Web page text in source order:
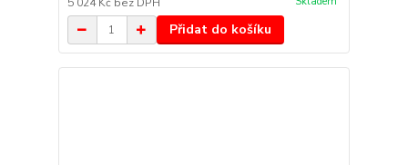
5 024 Kč bez DPH
Přidat do košíku